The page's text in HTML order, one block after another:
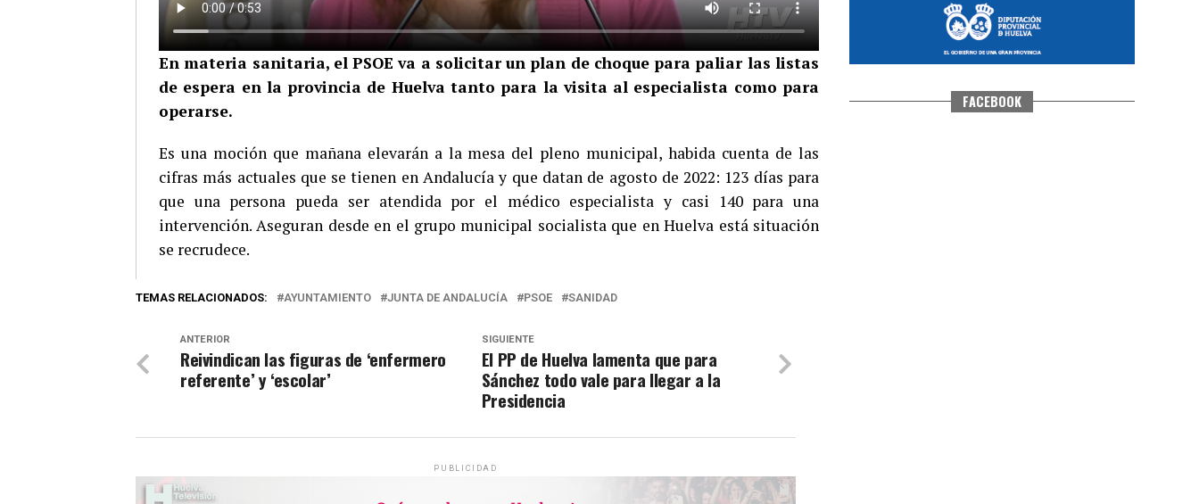
En materia sanitaria, el PSOE va a solicitar un plan de choque para paliar las listas
de espera en la provincia de Huelva tanto para la visita al especialista como para
operarse.
Es una moción que mañana elevarán a la mesa del pleno municipal, habida cuenta de las
cifras más actuales que se tienen en Andalucía y que datan de agosto de 2022: 123 días para
que una persona pueda ser atendida por el médico especialista y casi 140 para una
intervención. Aseguran desde en el grupo municipal socialista que en Huelva está situación
se recrudece.
TEMAS RELACIONADOS: AYUNTAMIENTO JUNTA DE ANDALUCÍA PSOE SANIDAD
SIGUIENTE
El PP de Huelva lamenta que para
Sánchez todo vale para llegar a la
Presidencia
ANTERIOR
Reivindican las figuras de ‘enfermero
referente’ y ‘escolar’
PUBLICIDAD
FACEBOOK